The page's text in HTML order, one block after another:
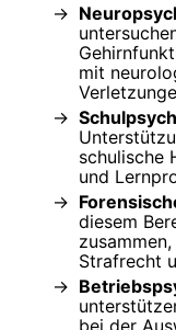
mit
schulische
und
diesem
Strafrecht
bei der